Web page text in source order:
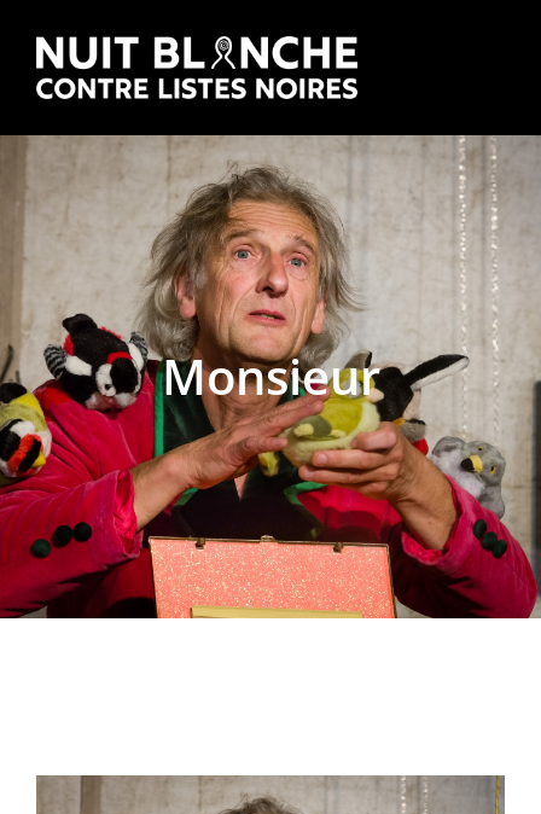
Monsieur